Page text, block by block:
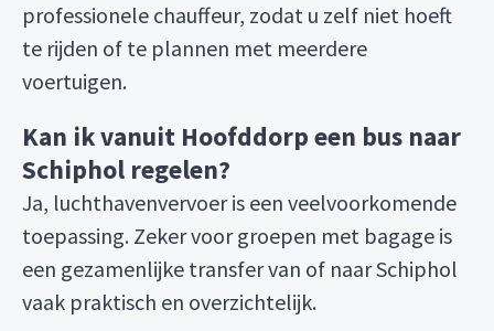
professionele chauffeur, zodat u zelf niet hoeft
te rijden of te plannen met meerdere
voertuigen.
Kan ik vanuit Hoofddorp een bus naar
Schiphol regelen?
Ja, luchthavenvervoer is een veelvoorkomende
toepassing. Zeker voor groepen met bagage is
een gezamenlijke transfer van of naar Schiphol
vaak praktisch en overzichtelijk.